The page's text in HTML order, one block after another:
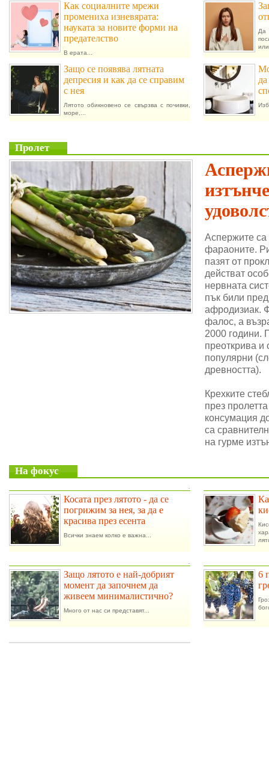
Как социалните мрежи
промениха изневярата:
науката за новите форми на
предателство
В ерата...
Да
Защо се появява лятната
депресия и как да се справим
с нея
Лятото обикновено се свързва с почивки,
море,...
Пролет
Аспержите
фараоните.
пазят от
действат
нервната
пък били
афродизиак.
фалос, а
2000 години.
преоткрива и
популярни
древността).
Крехките
през
консумация
са
на гурме
На фокус
Косата през лятото - да се
погрижим за нея, за да е
красива през есента
Всички знаем колко е важна...
Защо лятото е най-добрият
момент да започнем да
живеем минималистично?
Много от нас си представят...
6